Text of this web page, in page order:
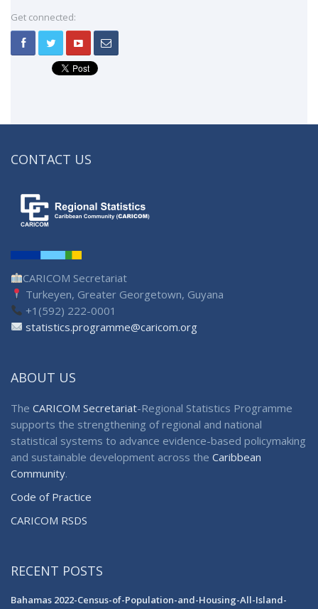
Get connected:
CONTACT US
CARICOM Secretariat
Turkeyen, Greater Georgetown, Guyana
+1(592) 222-0001
statistics.programme@caricom.org
ABOUT US
The CARICOM Secretariat-Regional Statistics Programme
supports the strengthening of regional and national
statistical systems to advance evidence-based policymaking
and sustainable development across the Caribbean
Community.
Code of Practice
CARICOM RSDS
RECENT POSTS
Bahamas 2022-Census-of-Population-and-Housing-All-Island-